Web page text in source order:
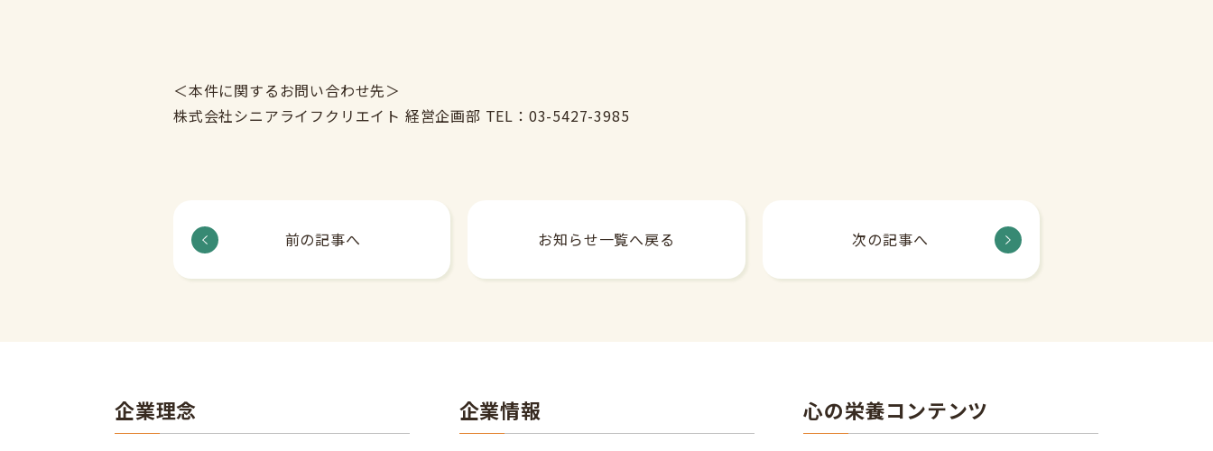
＜本件に関するお問い合わせ先＞
株式会社シニアライフクリエイト 経営企画部 TEL：03-5427-3985
前の記事へ 次の記事へ
お知らせ一覧へ戻る
企業理念 企業情報 心の栄養コンテンツ